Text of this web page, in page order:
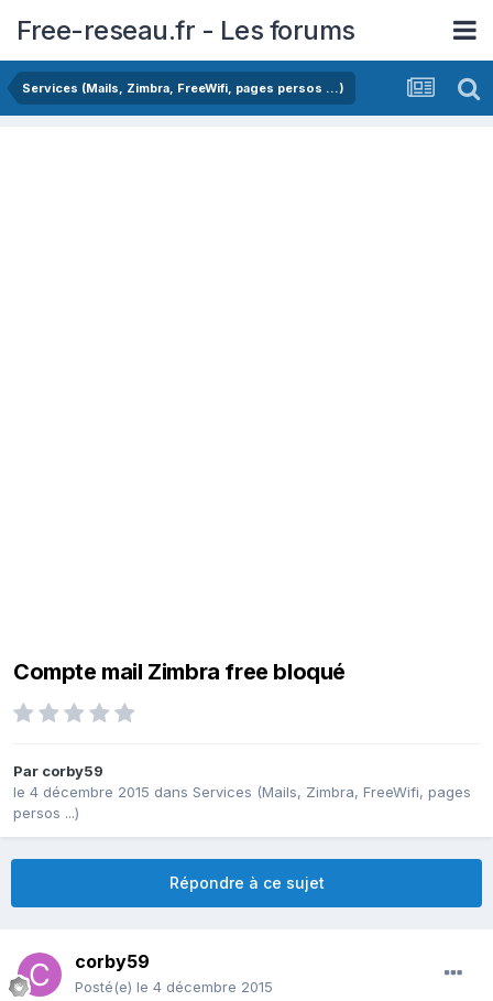
Free-reseau.fr - Les forums
Services (Mails, Zimbra, FreeWifi, pages persos ...)
Compte mail Zimbra free bloqué
Par corby59
le 4 décembre 2015 dans Services (Mails, Zimbra, FreeWifi, pages
persos ...)
Répondre à ce sujet
corby59
Posté(e) le 4 décembre 2015